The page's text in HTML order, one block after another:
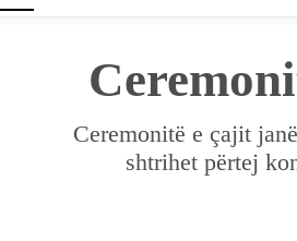
Ceremonitë e çajit
shtrihet përtej